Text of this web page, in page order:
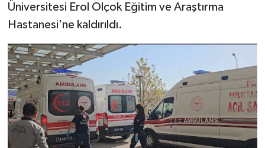
Üniversitesi Erol Olçok Eğitim ve Araştırma
Hastanesi'ne kaldırıldı.